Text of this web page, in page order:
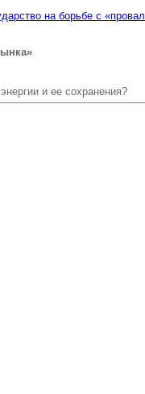
на борьбе с
и ее сохранения?